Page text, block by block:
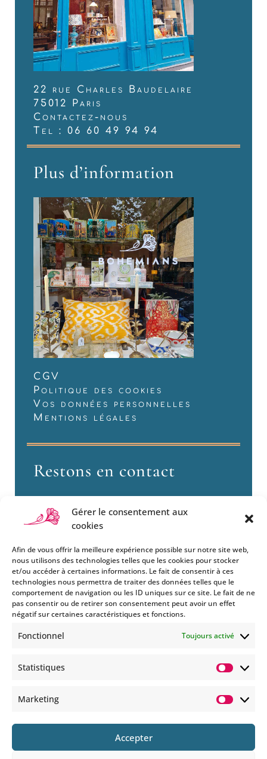
Gérer le consentement aux
cookies
Afin de vous offrir la meilleure expérience possible sur notre site web,
nous utilisons des technologies telles que les cookies pour stocker
et/ou accéder à certaines informations. Le fait de consentir à ces
technologies nous permettra de traiter des données telles que le
comportement de navigation ou les ID uniques sur ce site. Le fait de ne
pas consentir ou de retirer son consentement peut avoir un effet
négatif sur certaines caractéristiques et fonctions.
Fonctionnel Toujours activé
Statistiques
Marketing
Accepter
22 rue Charles Baudelaire
75012 Paris
Contactez-nous
Tel : 06 60 49 94 94
Plus d’information
CGV
Politique des cookies
Vos données personnelles
Mentions légales
Restons en contact
Si vous souhaitez être informés
des nouveautés et évènements
que nous organisons
abonnez-vous à notre
de nos MMS.
En savoir plus